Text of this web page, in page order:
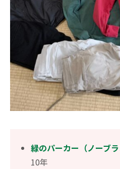
緑のパーカー（ノーブ
10年